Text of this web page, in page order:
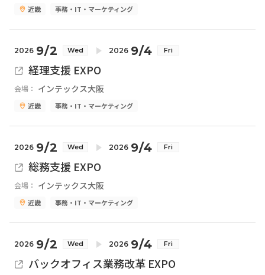
近畿 事務・IT・マーケティング
2026 9/2 Wed 2026 9/4 Fri
経理支援 EXPO
会場： インテックス大阪
近畿 事務・IT・マーケティング
2026 9/2 Wed 2026 9/4 Fri
総務支援 EXPO
会場： インテックス大阪
近畿 事務・IT・マーケティング
2026 9/2 Wed 2026 9/4 Fri
バックオフィス業務改革 EXPO